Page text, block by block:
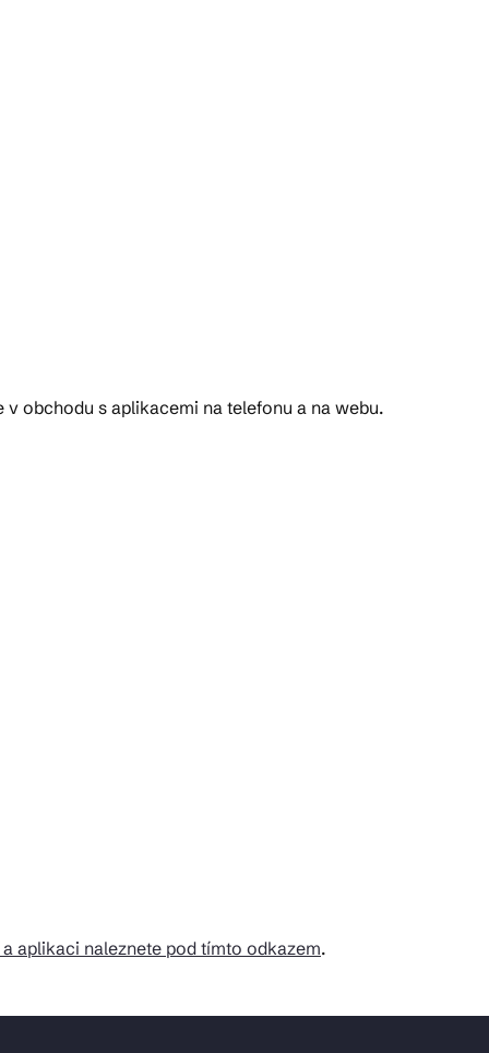
obchodu s aplikacemi na telefonu a na webu.
aplikaci naleznete pod tímto odkazem.